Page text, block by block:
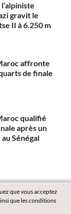
gravit le
II à 6.250 m
affronte
de finale
qualifié
après un
Sénégal
que vous acceptez
que les conditions